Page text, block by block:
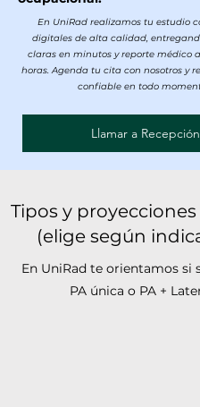
En UniRad realizamos tu estudio
digitales de alta calidad,
claras en minutos y reporte médico
horas. Agenda tu cita con nosotros y
confiable en todo
Llamar a Recepción
Tipos y proyecciones
(elige según
En UniRad te orientamos si
PA única o PA +